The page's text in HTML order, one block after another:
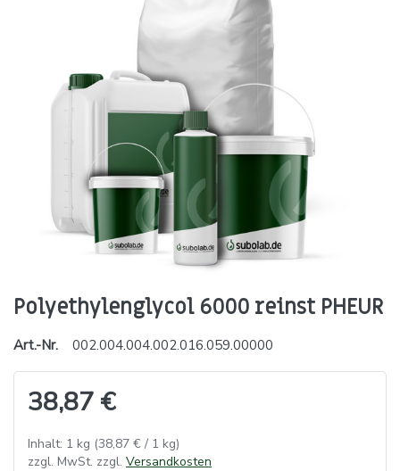
Polyethylenglycol 6000 reinst PHEUR
Art.-Nr. 002.004.004.002.016.059.00000
38,87 €
Inhalt: 1 kg (38,87 € / 1 kg)
zzgl. MwSt. zzgl. Versandkosten